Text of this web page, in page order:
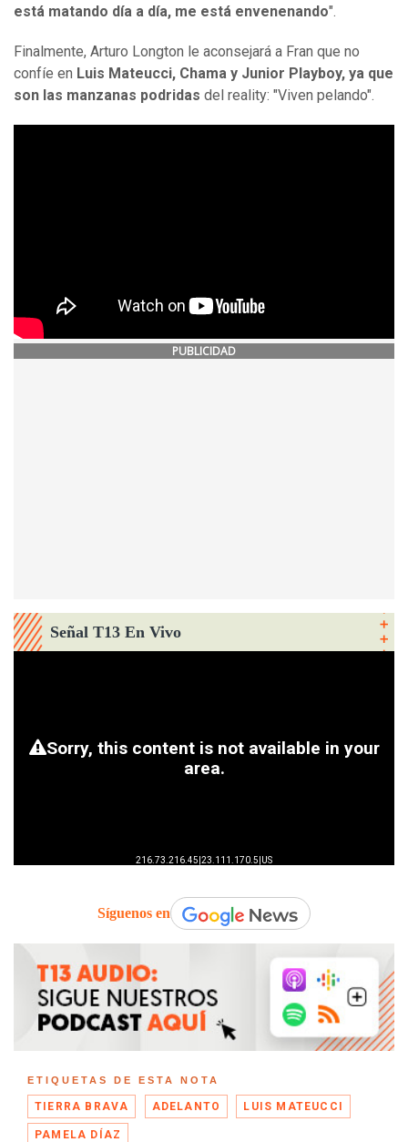
está matando día a día, me está envenenando".
Finalmente, Arturo Longton le aconsejará a Fran que no
confíe en Luis Mateucci, Chama y Junior Playboy, ya que
son las manzanas podridas del reality: "Viven pelando".
PUBLICIDAD
Señal T13 En Vivo
Síguenos en
ETIQUETAS DE ESTA NOTA
TIERRA BRAVA ADELANTO LUIS MATEUCCI
PAMELA DÍAZ